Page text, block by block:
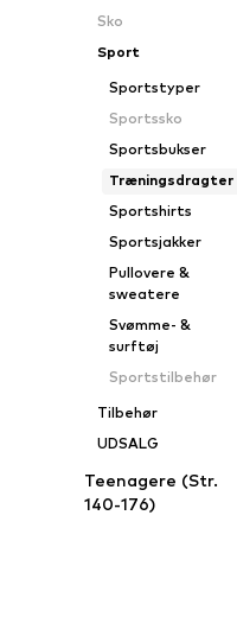
Sko
Sport
Sportstyper
Sportssko
Sportsbukser
Træningsdragter
Sportshirts
Sportsjakker
Pullovere &
sweatere
Svømme- &
surftøj
Sportstilbehør
Tilbehør
UDSALG
Teenagere (Str.
140-176)